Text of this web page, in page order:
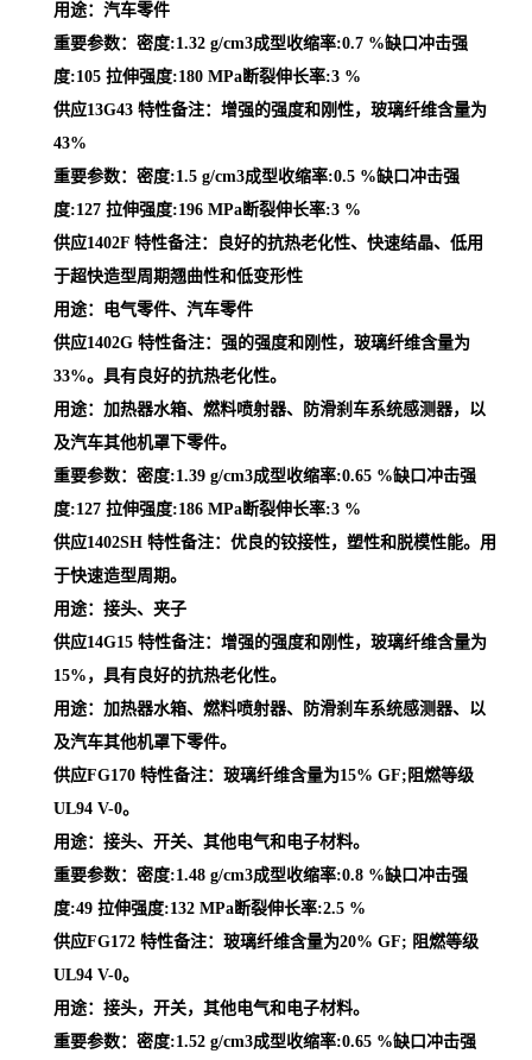
用途：汽车零件
重要参数：密度:1.32 g/cm3成型收缩率:0.7 %缺口冲击强
度:105 拉伸强度:180 MPa断裂伸长率:3 %
供应13G43 特性备注：增强的强度和刚性，玻璃纤维含量为
43%
重要参数：密度:1.5 g/cm3成型收缩率:0.5 %缺口冲击强
度:127 拉伸强度:196 MPa断裂伸长率:3 %
供应1402F 特性备注：良好的抗热老化性、快速结晶、低用
于超快造型周期翘曲性和低变形性
用途：电气零件、汽车零件
供应1402G 特性备注：强的强度和刚性，玻璃纤维含量为
33%。具有良好的抗热老化性。
用途：加热器水箱、燃料喷射器、防滑刹车系统感测器，以
及汽车其他机罩下零件。
重要参数：密度:1.39 g/cm3成型收缩率:0.65 %缺口冲击强
度:127 拉伸强度:186 MPa断裂伸长率:3 %
供应1402SH 特性备注：优良的铰接性，塑性和脱模性能。用
于快速造型周期。
用途：接头、夹子
供应14G15 特性备注：增强的强度和刚性，玻璃纤维含量为
15%，具有良好的抗热老化性。
用途：加热器水箱、燃料喷射器、防滑刹车系统感测器、以
及汽车其他机罩下零件。
供应FG170 特性备注：玻璃纤维含量为15% GF;阻燃等级
UL94 V-0。
用途：接头、开关、其他电气和电子材料。
重要参数：密度:1.48 g/cm3成型收缩率:0.8 %缺口冲击强
度:49 拉伸强度:132 MPa断裂伸长率:2.5 %
供应FG172 特性备注：玻璃纤维含量为20% GF; 阻燃等级
UL94 V-0。
用途：接头，开关，其他电气和电子材料。
重要参数：密度:1.52 g/cm3成型收缩率:0.65 %缺口冲击强